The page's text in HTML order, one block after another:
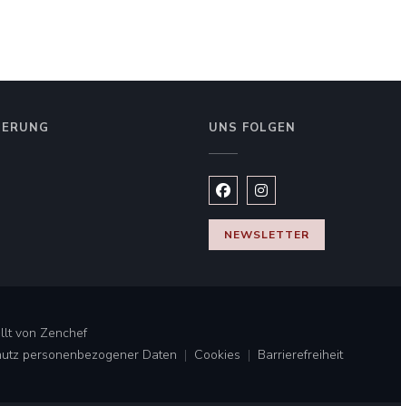
UNS FOLGEN
Facebook ((öffnet ein neues
Instagram ((öffnet ein
NEWSLETTER
von Zenchef((öffnet ein neues Fenster))
personenbezogener Daten
((öffnet ein neues Fenster))
Cookies
((öffnet ein neues Fenster))
Barrierefreiheit
((öffnet ein neues